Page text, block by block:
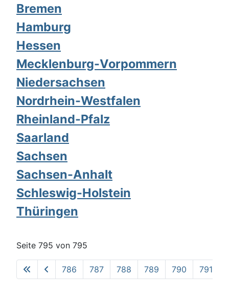
Bremen
Hamburg
Hessen
Mecklenburg-Vorpommern
Niedersachsen
Nordrhein-Westfalen
Rheinland-Pfalz
Saarland
Sachsen
Sachsen-Anhalt
Schleswig-Holstein
Thüringen
Seite 795 von 795
786 787 788 789 790 791